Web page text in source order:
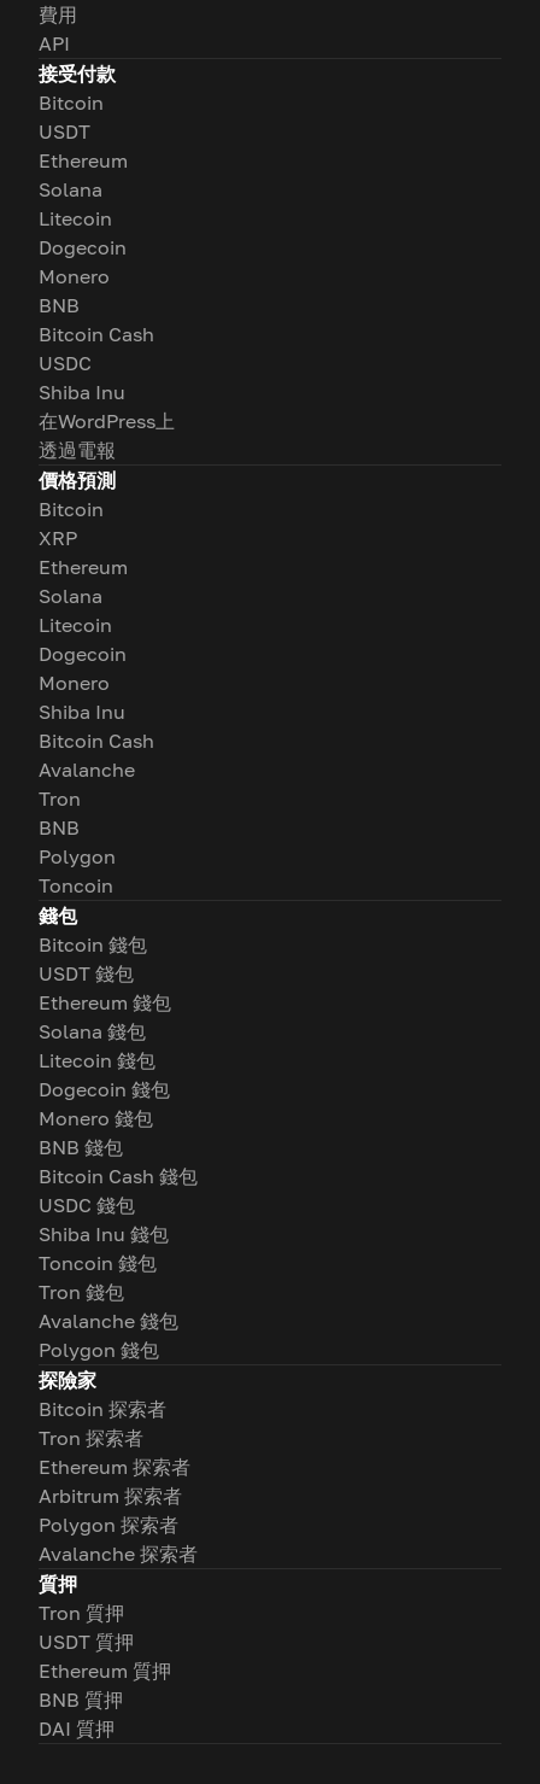
費用
API
接受付款
Bitcoin
USDT
Ethereum
Solana
Litecoin
Dogecoin
Monero
BNB
Bitcoin Cash
USDC
Shiba Inu
在WordPress上
透過電報
價格預測
Bitcoin
XRP
Ethereum
Solana
Litecoin
Dogecoin
Monero
Shiba Inu
Bitcoin Cash
Avalanche
Tron
BNB
Polygon
Toncoin
錢包
Bitcoin 錢包
USDT 錢包
Ethereum 錢包
Solana 錢包
Litecoin 錢包
Dogecoin 錢包
Monero 錢包
BNB 錢包
Bitcoin Cash 錢包
USDC 錢包
Shiba Inu 錢包
Toncoin 錢包
Tron 錢包
Avalanche 錢包
Polygon 錢包
探險家
Bitcoin 探索者
Tron 探索者
Ethereum 探索者
Arbitrum 探索者
Polygon 探索者
Avalanche 探索者
質押
Tron 質押
USDT 質押
Ethereum 質押
BNB 質押
DAI 質押